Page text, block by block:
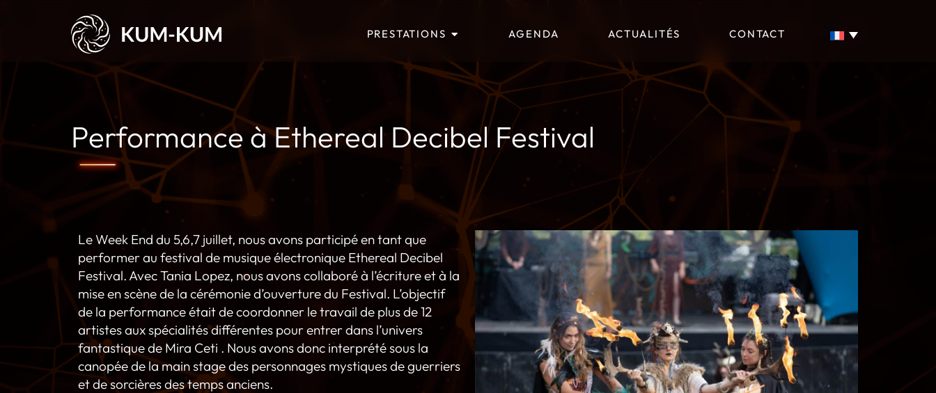
PRESTATIONS AGENDA ACTUALITÉS CONTACT
Performance à Ethereal Decibel Festival
Le Week End du 5,6,7 juillet, nous avons participé en tant que
performer au festival de musique électronique Ethereal Decibel
Festival. AvecTania Lopez, nous avons collaboré à l’écriture et à la
mise en scène de la cérémonie d’ouverture du Festival. L’objectif
de la performance était de coordonner le travail de plus de 12
artistes aux spécialités différentes pour entrer dans l’univers
fantastique de Mira Ceti . Nous avons donc interprété sous la
canopée de la main stage des personnages mystiques de guerriers
et de sorcières des temps anciens.